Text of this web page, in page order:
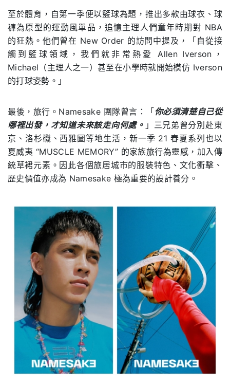
至於體育，自第一季便以籃球為題，推出多款由球衣、球
褲為原型的運動風單品，追憶主理人們童年時期對 NBA
的狂熱。他們曾在 New Order 的訪問中提及，「自從接
觸到籃球領域，我們就非常熱愛 Allen Iverson，
Michael（主理人之一）甚至在小學時就開始模仿 Iverson
的打球姿勢。」
最後，旅行。Namesake 團隊曾言：「 你必須清楚自己從
哪裡出發，才知道未來該走向何處。 」三兄弟曾分別赴東
京、洛杉磯、西雅圖等地生活，新一季 21 春夏系列也以
夏威夷 “MUSCLE MEMORY” 的家族旅行為靈感，加入傳
統草裙元素。因此各個旅居城市的服裝特色、文化衝擊、
歷史價值亦成為 Namesake 極為重要的設計養分。